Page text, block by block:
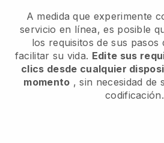
A medida que experimente
servicio en línea, es posible
los requisitos de sus pasos
facilitar su vida. Edite sus
clics desde cualquier
momento , sin necesidad de
codificación.